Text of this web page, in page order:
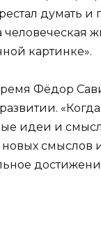
думать и
человеческая
картинке».
Фёдор
идеи и
смыслов